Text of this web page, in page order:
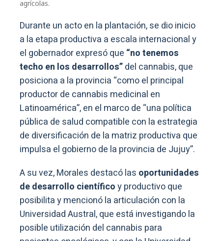
agrícolas.
Durante un acto en la plantación, se dio inicio
a la etapa productiva a escala internacional y
el gobernador expresó que “no tenemos
techo en los desarrollos”del cannabis, que
posiciona a la provincia “como el principal
productor de cannabis medicinal en
Latinoamérica”, en el marco de “una política
pública de salud compatible con la estrategia
de diversificación de la matriz productiva que
impulsa el gobierno de la provincia de Jujuy”.
A su vez, Morales destacó las oportunidades
de desarrollo científicoy productivo que
posibilita y mencionó la articulación con la
Universidad Austral, que está investigando la
posible utilización del cannabis para